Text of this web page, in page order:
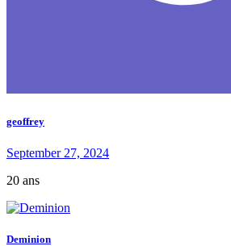
geoffrey
September 27, 2024
20 ans
Deminion